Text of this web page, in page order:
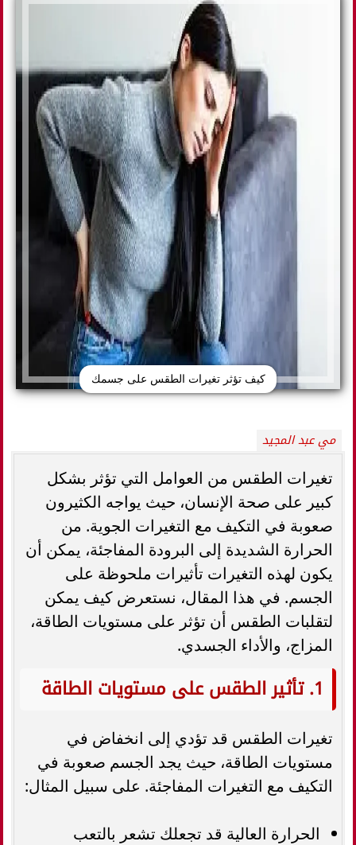
كيف تؤثر تغيرات الطقس على جسمك
مي عبد المجيد
تغيرات الطقس من العوامل التي تؤثر بشكل
كبير على صحة الإنسان، حيث يواجه الكثيرون
صعوبة في التكيف مع التغيرات الجوية. من
الحرارة الشديدة إلى البرودة المفاجئة، يمكن أن
يكون لهذه التغيرات تأثيرات ملحوظة على
الجسم. في هذا المقال، نستعرض كيف يمكن
لتقلبات الطقس أن تؤثر على مستويات الطاقة،
المزاج، والأداء الجسدي.
1. تأثير الطقس على مستويات الطاقة
تغيرات الطقس قد تؤدي إلى انخفاض في
مستويات الطاقة، حيث يجد الجسم صعوبة في
التكيف مع التغيرات المفاجئة. على سبيل المثال:
الحرارة العالية قد تجعلك تشعر بالتعب